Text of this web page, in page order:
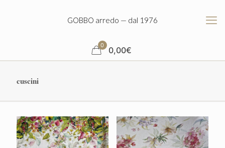
GOBBO arredo — dal 1976
0 0,00€
cuscini